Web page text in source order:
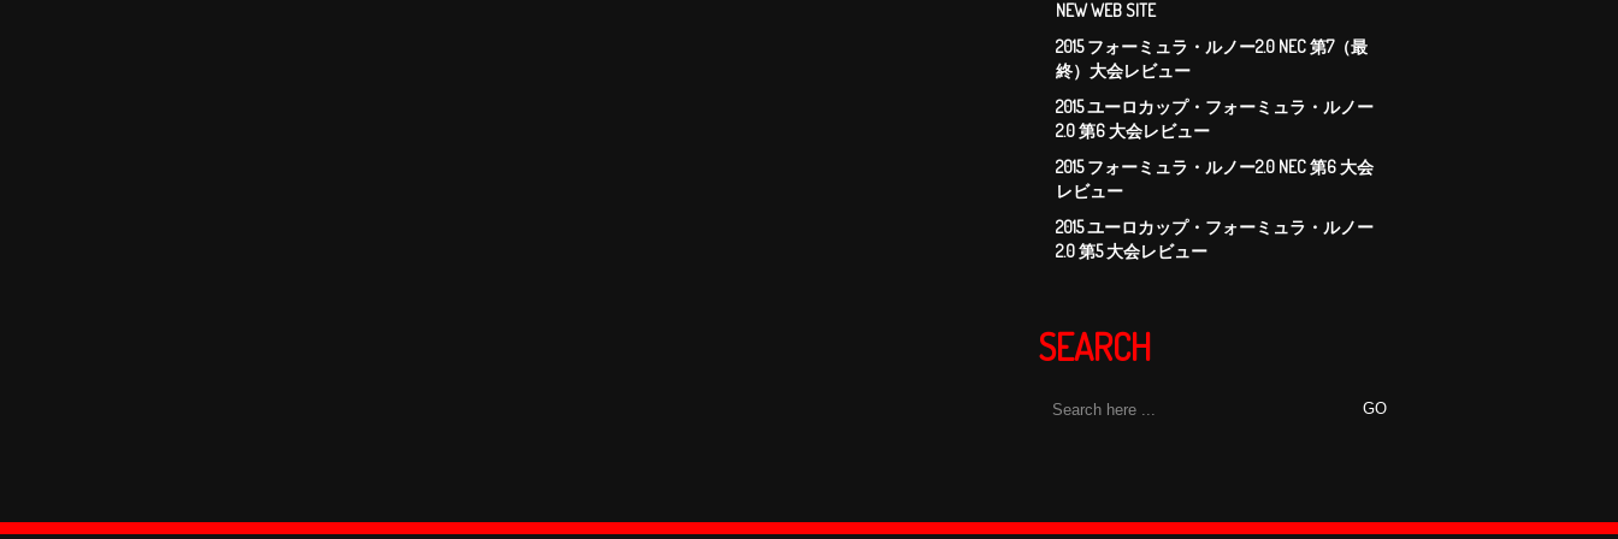
NEW WEB SITE
2015 フォーミュラ・ルノー2.0 NEC 第7（最
終）大会レビュー
2015 ユーロカップ・フォーミュラ・ルノー
2.0 第6 大会レビュー
2015 フォーミュラ・ルノー2.0 NEC 第6 大会
レビュー
2015 ユーロカップ・フォーミュラ・ルノー
2.0 第5 大会レビュー
SEARCH